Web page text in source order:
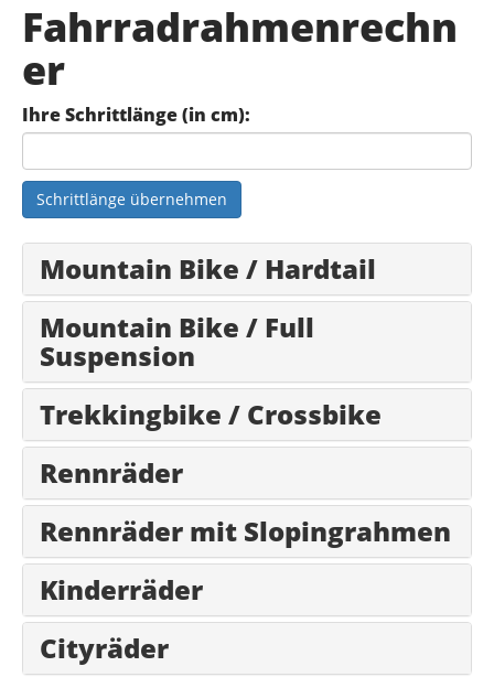
Fahrradrahmenrechn
er
Ihre Schrittlänge (in cm):
Schrittlänge übernehmen
Mountain Bike / Hardtail
Mountain Bike / Full
Suspension
Trekkingbike / Crossbike
Rennräder
Rennräder mit Slopingrahmen
Kinderräder
Cityräder